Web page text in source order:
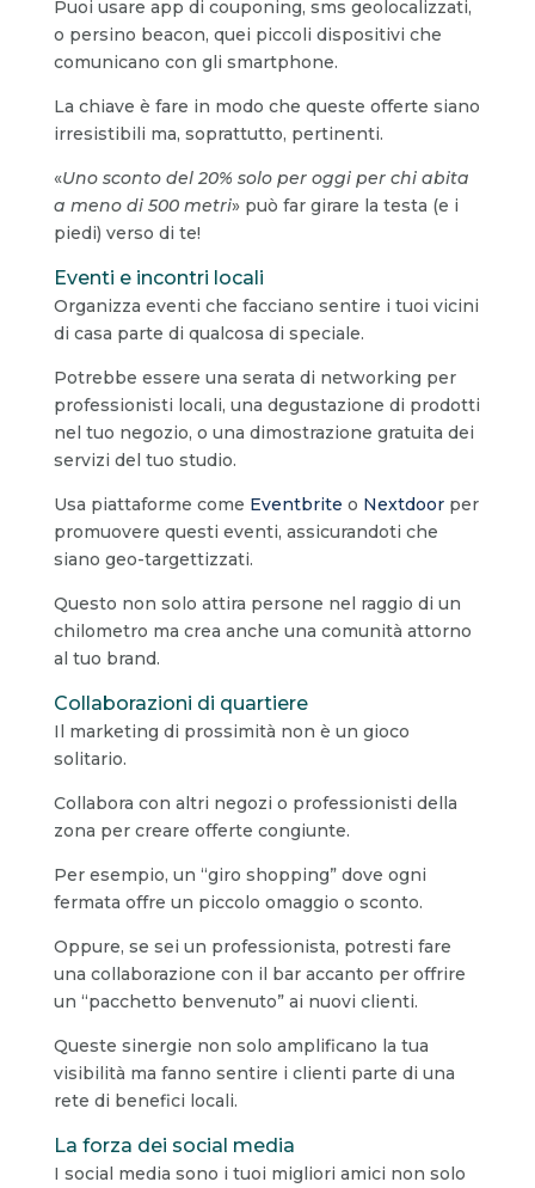
Puoi usare app di couponing, sms geolocalizzati,
o persino beacon, quei piccoli dispositivi che
comunicano con gli smartphone.
La chiave è fare in modo che queste offerte siano
irresistibili ma, soprattutto, pertinenti.
«Uno sconto del 20% solo per oggi per chi abita
a meno di 500 metri» può far girare la testa (e i
piedi) verso di te!
Eventi e incontri locali
Organizza eventi che facciano sentire i tuoi vicini
di casa parte di qualcosa di speciale.
Potrebbe essere una serata di networking per
professionisti locali, una degustazione di prodotti
nel tuo negozio, o una dimostrazione gratuita dei
servizi del tuo studio.
Usa piattaforme come Eventbrite o Nextdoorper
promuovere questi eventi, assicurandoti che
siano geo-targettizzati.
Questo non solo attira persone nel raggio di un
chilometro ma crea anche una comunità attorno
al tuo brand.
Collaborazioni di quartiere
Il marketing di prossimità non è un gioco
solitario.
Collabora con altri negozi o professionisti della
zona per creare offerte congiunte.
Per esempio, un “giro shopping” dove ogni
fermata offre un piccolo omaggio o sconto.
Oppure, se sei un professionista, potresti fare
una collaborazione con il bar accanto per offrire
un “pacchetto benvenuto” ai nuovi clienti.
Queste sinergie non solo amplificano la tua
visibilità ma fanno sentire i clienti parte di una
rete di benefici locali.
La forza dei social media
I social media sono i tuoi migliori amici non solo